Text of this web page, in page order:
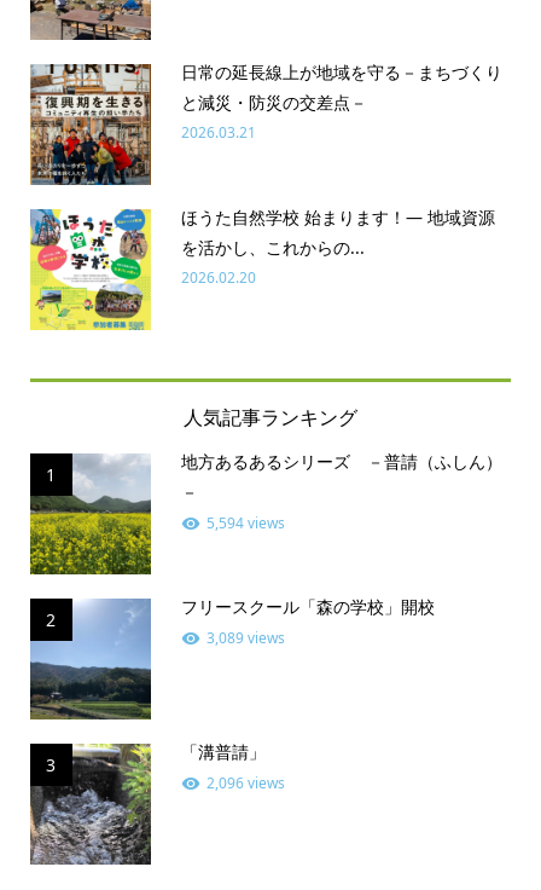
日常の延長線上が地域を守る－まちづくり
と減災・防災の交差点－
2026.03.21
ほうた自然学校 始まります！― 地域資源
を活かし、これからの...
2026.02.20
人気記事ランキング
1
地方あるあるシリーズ －普請（ふしん）
－
5,594 views
2
フリースクール「森の学校」開校
3,089 views
3
「溝普請」
2,096 views